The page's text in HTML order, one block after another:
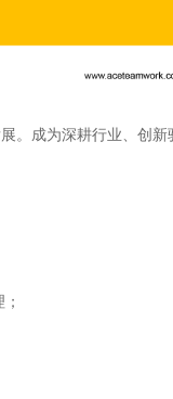
。成为深耕行业、创新